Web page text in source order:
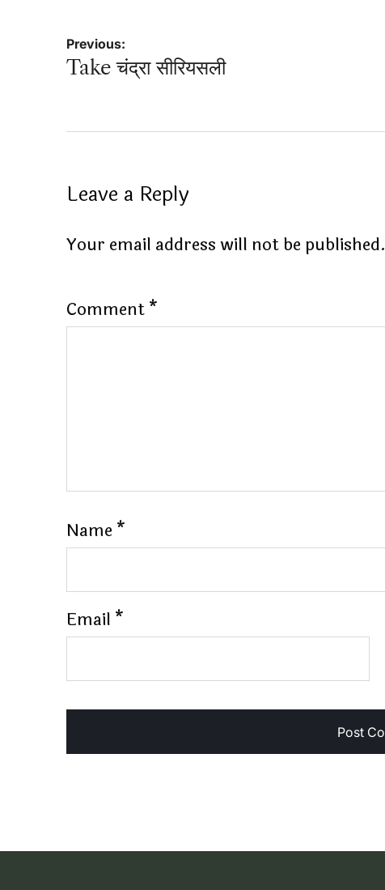
Post
navigation
Previous:
Take चंद्रा सीरियसली
Leave a Reply
Your email address will not be published.
Comment*
Name *
Email *